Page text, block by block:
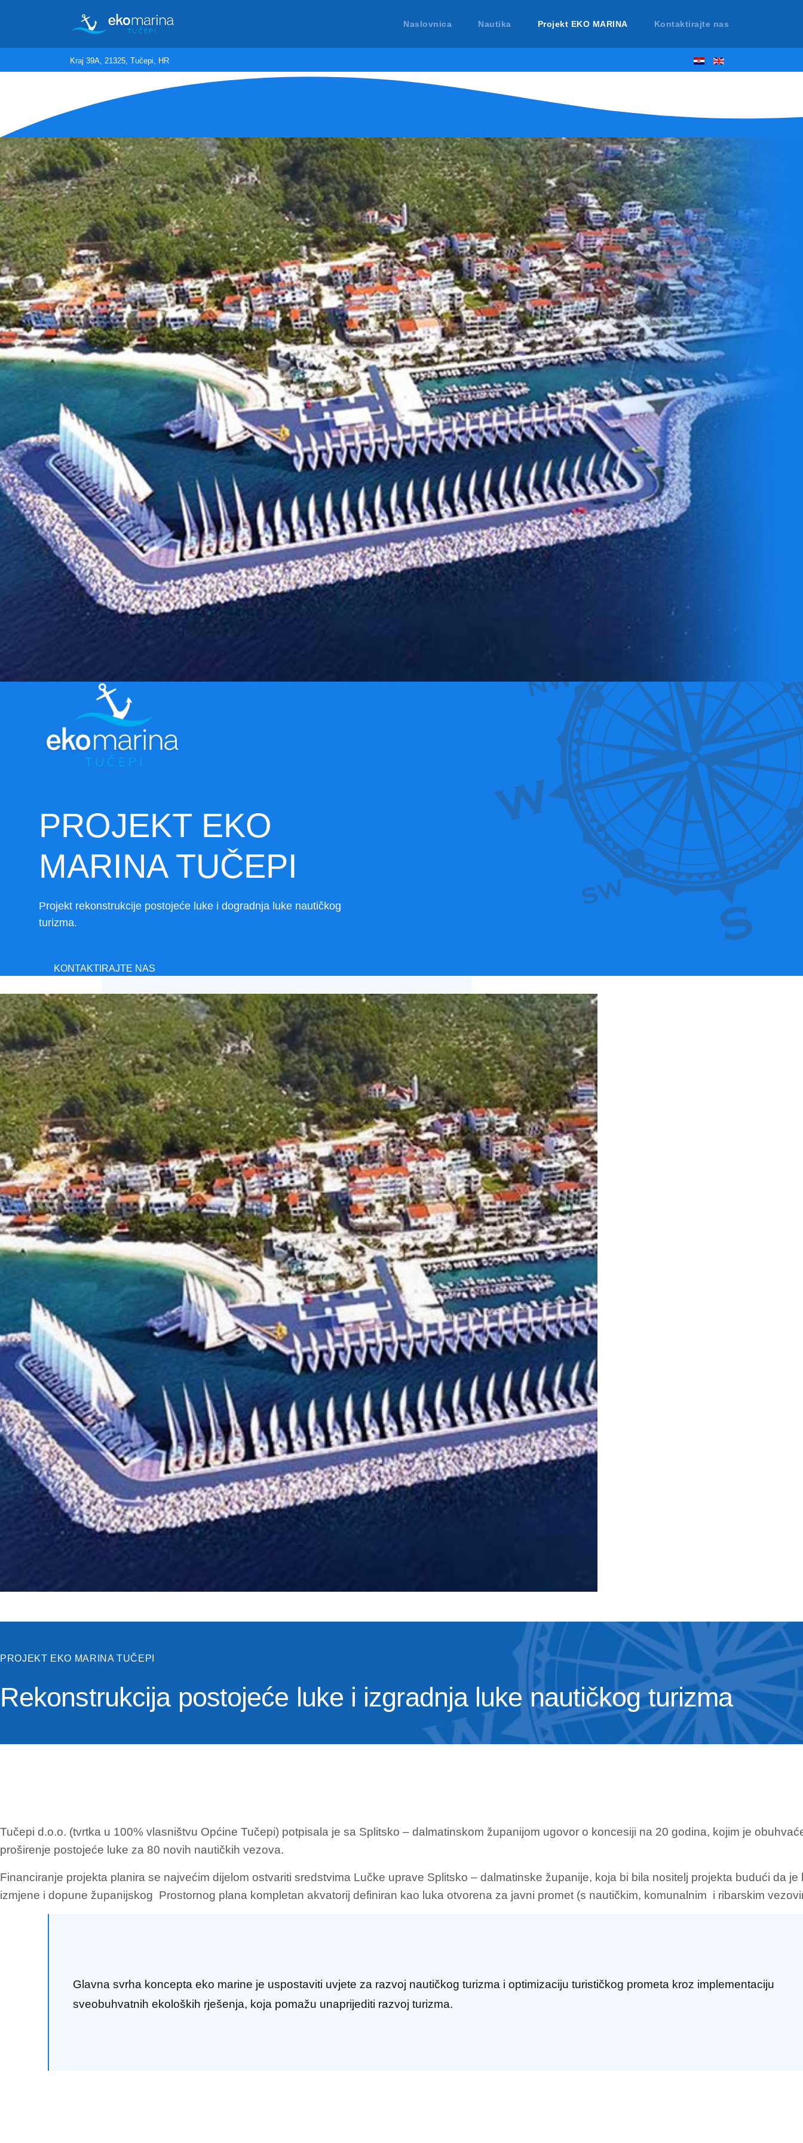
Naslovnica Nautika Projekt EKO MARINA Kontaktirajte nas
Kraj 39A, 21325, Tučepi, HR
PROJEKT EKO
MARINA TUČEPI
Projekt rekonstrukcije postojeće luke i dogradnja luke nautičkog
turizma.
KONTAKTIRAJTE NAS
PROJEKT EKO MARINA TUČEPI
Rekonstrukcija postojeće luke i izgradnja luke nautičkog turizma
Tučepi d.o.o. (tvrtka u 100% vlasništvu Općine Tučepi) potpisala je sa Splitsko – dalmatinskom županijom ugovor o koncesiji na 20 godina, kojim je
proširenje postojeće luke za 80 novih nautičkih vezova.
Financiranje projekta planira se najvećim dijelom ostvariti sredstvima Lučke uprave Splitsko – dalmatinske županije, koja bi bila nositelj projekta budući da je
izmjene i dopune županijskog Prostornog plana kompletan akvatorij definiran kao luka otvorena za javni promet (s nautičkim, komunalnim i ribarskim
Glavna svrha koncepta eko marine je uspostaviti uvjete za razvoj nautičkog turizma i optimizaciju turističkog prometa kroz implementaciju
sveobuhvatnih ekoloških rješenja, koja pomažu unaprijediti razvoj turizma.